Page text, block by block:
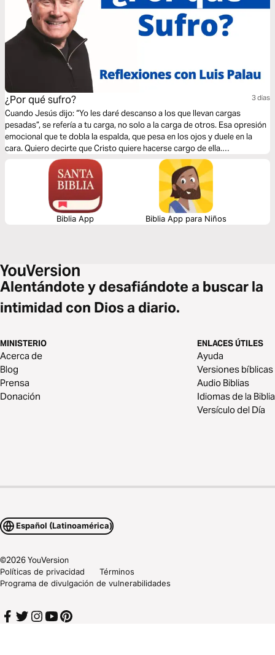
¿Por qué sufro? 3 dias
Cuando Jesús dijo: “Yo les daré descanso a los que llevan cargas
pesadas”, se refería a tu carga, no solo a la carga de otros. Esa opresión
emocional que te dobla la espalda, que pesa en los ojos y duele en la
cara. Quiero decirte que Cristo quiere hacerse cargo de ella.
Acompáñame en estos tres devocionales acerca del sufrimiento y te
ayudaré a responder la pregunta: ¿Por qué sufro?
Biblia App Biblia App para Niños
Alentándote y desafiándote a buscar la
intimidad con Dios a diario.
MINISTERIO
Acerca de
Blog
Prensa
Donación
ENLACES ÚTILES
Ayuda
Versiones bíblicas
Audio Biblias
Idiomas de la Biblia
Versículo del Día
Español (Latinoamérica)
©2026YouVersion
Políticas de privacidad
Términos
Programa de divulgación de vulnerabilidades